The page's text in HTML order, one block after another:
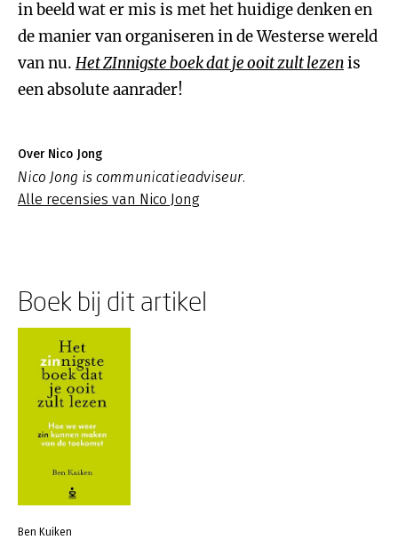
in beeld wat er mis is met het huidige denken en
de manier van organiseren in de Westerse wereld
van nu. Het ZInnigste boek dat je ooit zult lezenis
een absolute aanrader!
Over Nico Jong
Nico Jong is communicatieadviseur.
Alle recensies van Nico Jong
Boek bij dit artikel
Ben Kuiken